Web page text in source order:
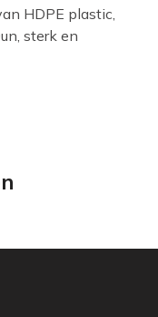
HDPE plastic,
sterk en